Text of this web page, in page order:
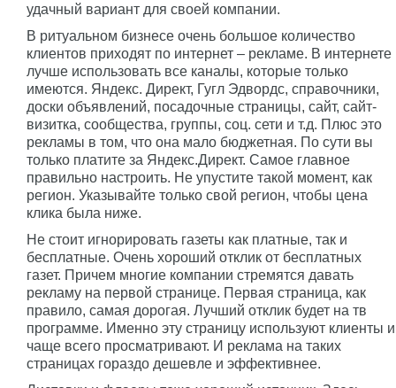
удачный вариант для своей компании.
В ритуальном бизнесе очень большое количество
клиентов приходят по интернет – рекламе. В интернете
лучше использовать все каналы, которые только
имеются. Яндекс. Директ, Гугл Эдвордс, справочники,
доски объявлений, посадочные страницы, сайт, сайт-
визитка, сообщества, группы, соц. сети и т.д. Плюс это
рекламы в том, что она мало бюджетная. По сути вы
только платите за Яндекс.Директ. Самое главное
правильно настроить. Не упустите такой момент, как
регион. Указывайте только свой регион, чтобы цена
клика была ниже.
Не стоит игнорировать газеты как платные, так и
бесплатные. Очень хороший отклик от бесплатных
газет. Причем многие компании стремятся давать
рекламу на первой странице. Первая страница, как
правило, самая дорогая. Лучший отклик будет на тв
программе. Именно эту страницу используют клиенты и
чаще всего просматривают. И реклама на таких
страницах гораздо дешевле и эффективнее.